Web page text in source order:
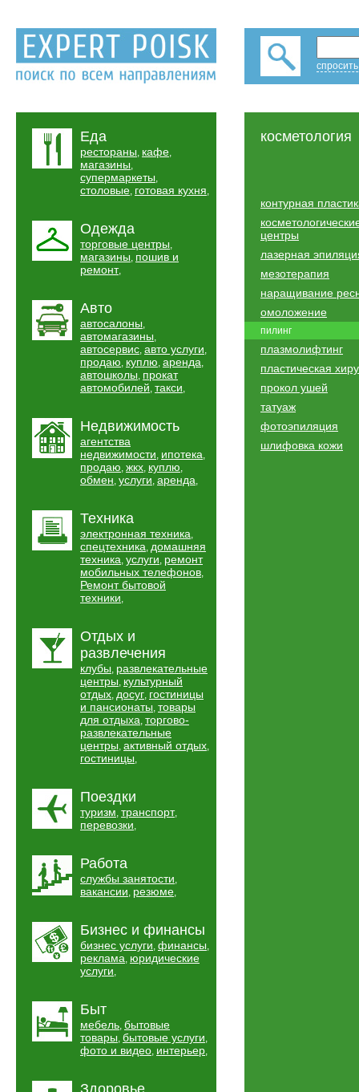
Еда
рестораны, кафе,
магазины,
супермаркеты,
столовые, готовая кухня,
Одежда
торговые центры,
магазины, пошив и
ремонт,
Авто
автосалоны,
автомагазины,
автосервис, авто услуги,
продаю, куплю, аренда,
автошколы, прокат
автомобилей, такси,
Недвижимость
агентства
недвижимости, ипотека,
продаю, жкх, куплю,
обмен, услуги, аренда,
Техника
электронная техника,
спецтехника, домашняя
техника, услуги, ремонт
мобильных телефонов,
Ремонт бытовой
техники,
Отдых и
развлечения
клубы, развлекательные
центры, культурный
отдых, досуг, гостиницы
и пансионаты, товары
для отдыха, торгово-
развлекательные
центры, активный отдых,
гостиницы,
Поездки
туризм, транспорт,
перевозки,
Работа
службы занятости,
вакансии, резюме,
Бизнес и финансы
бизнес услуги, финансы,
реклама, юридические
услуги,
Быт
мебель, бытовые
товары, бытовые услуги,
фото и видео, интерьер,
Здоровье
косметология
контурная
центры
лазерная
мезотерапия
наращивание
омоложение
пилинг
плазмолифтинг
пластическая
прокол ушей
татуаж
фотоэпиляция
шлифовка кожи